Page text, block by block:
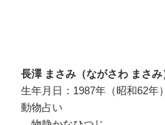
長澤 まさみ（ながさわ まさみ
生年月日：1987年（昭和62年
動物占い